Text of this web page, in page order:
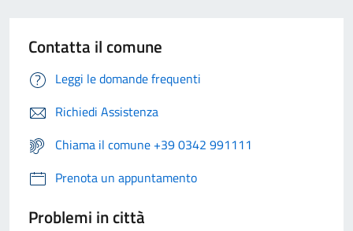
Contatta il comune
Leggi le domande frequenti
Richiedi Assistenza
Chiama il comune +39 0342 991111
Prenota un appuntamento
Problemi in città